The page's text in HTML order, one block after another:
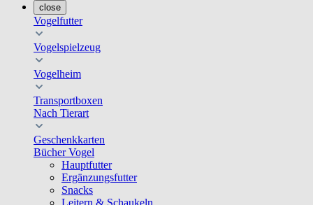
close
Vogelfutter
Vogelspielzeug
Vogelheim
Transportboxen
Nach Tierart
Geschenkkarten
Bücher Vogel
Hauptfutter
Ergänzungsfutter
Snacks
Leitern & Schaukeln